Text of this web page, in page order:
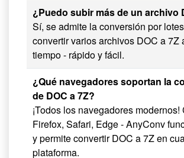
¿Puedo subir más de un archivo
Sí, se admite la conversión por
convertir varios archivos DOC a 7Z
tiempo - rápido y fácil.
¿Qué navegadores soportan la
de DOC a 7Z?
¡Todos los navegadores modernos!
Firefox, Safari, Edge - AnyConv
y permite convertir DOC a 7Z en
plataforma.